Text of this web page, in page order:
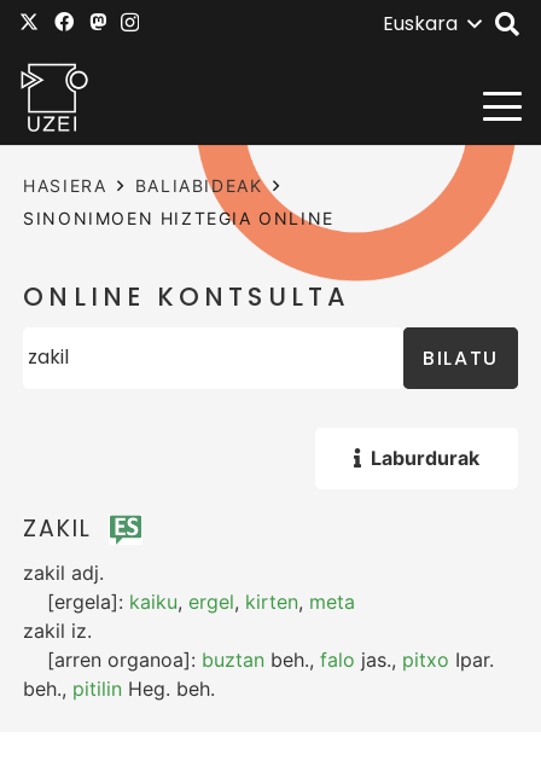
Euskara
HASIERA
BALIABIDEAK
SINONIMOEN HIZTEGIA ONLINE
ONLINE KONTSULTA
BILATU
Laburdurak
ZAKIL
zakil adj.
[ergela]: kaiku,ergel, kirten, meta
zakil iz.
[arren organoa]: buztan beh.,falo jas., pitxo Ipar.
beh., pitilin Heg. beh.